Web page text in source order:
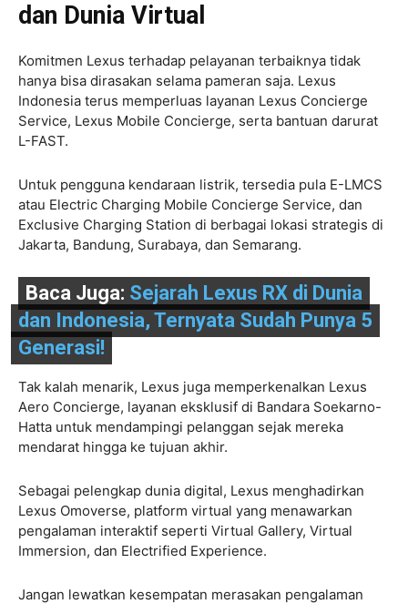
dan Dunia Virtual
Komitmen Lexus terhadap pelayanan terbaiknya tidak
hanya bisa dirasakan selama pameran saja. Lexus
Indonesia terus memperluas layanan Lexus Concierge
Service, Lexus Mobile Concierge, serta bantuan darurat
L-FAST.
Untuk pengguna kendaraan listrik, tersedia pula E-LMCS
atau Electric Charging Mobile Concierge Service, dan
Exclusive Charging Station di berbagai lokasi strategis di
Jakarta, Bandung, Surabaya, dan Semarang.
Baca Juga: Sejarah Lexus RX di Dunia
dan Indonesia, Ternyata Sudah Punya 5
Generasi!
Tak kalah menarik, Lexus juga memperkenalkan Lexus
Aero Concierge, layanan eksklusif di Bandara Soekarno-
Hatta untuk mendampingi pelanggan sejak mereka
mendarat hingga ke tujuan akhir.
Sebagai pelengkap dunia digital, Lexus menghadirkan
Lexus Omoverse, platform virtual yang menawarkan
pengalaman interaktif seperti Virtual Gallery, Virtual
Immersion, dan Electrified Experience.
Jangan lewatkan kesempatan merasakan pengalaman